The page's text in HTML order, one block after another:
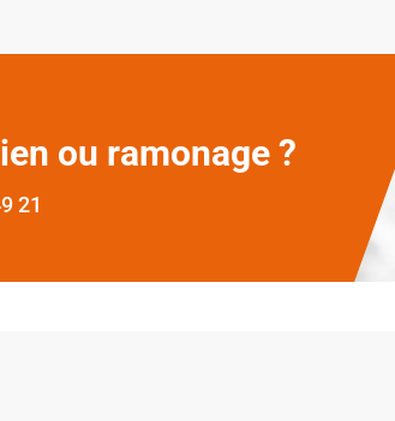
ou ramonage ?
21